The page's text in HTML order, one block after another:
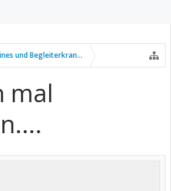
und Begleiterkrankungen
mal